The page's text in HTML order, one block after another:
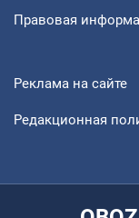
Правовая
Реклама на сайте
Редакционная